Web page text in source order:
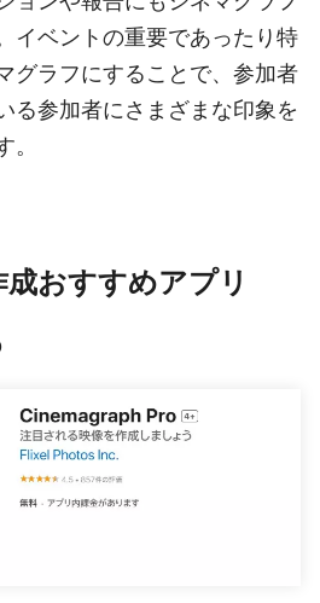
イベントの重要であったり特
グラフにすることで、参加者
る参加者にさまざまな印象を
。
おすすめアプリ